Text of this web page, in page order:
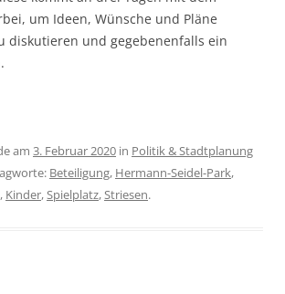
um Ideen, Wünsche und Pläne
diskutieren und gegebenenfalls ein
am 3. Februar 2020 in Politik & Stadtplanung
Beteiligung, Hermann-Seidel-Park,
, Kinder,Spielplatz,Striesen.